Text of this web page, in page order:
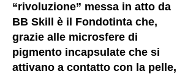
“rivoluzione” messa in atto da
BB Skill è il Fondotinta che,
grazie alle microsfere di
pigmento incapsulate che si
attivano a contatto con la pelle,